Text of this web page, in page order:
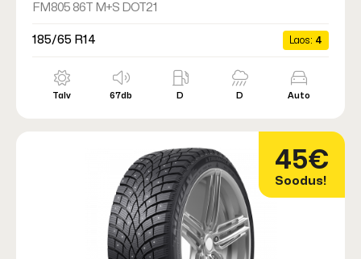
FM805 86T M+S DOT21
185/65 R14 Laos: 4
Talv 67db D D Auto
45€
Soodus!